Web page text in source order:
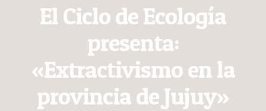
El Ciclo de Ecología
presenta:
«Extractivismo en la
provincia de Jujuy»